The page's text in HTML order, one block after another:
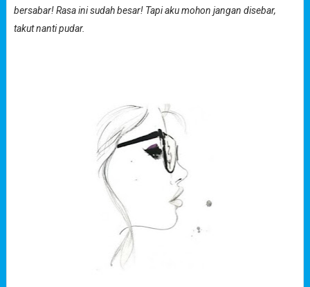
bersabar! Rasa ini sudah besar! Tapi aku mohon jangan disebar,
takut nanti pudar.